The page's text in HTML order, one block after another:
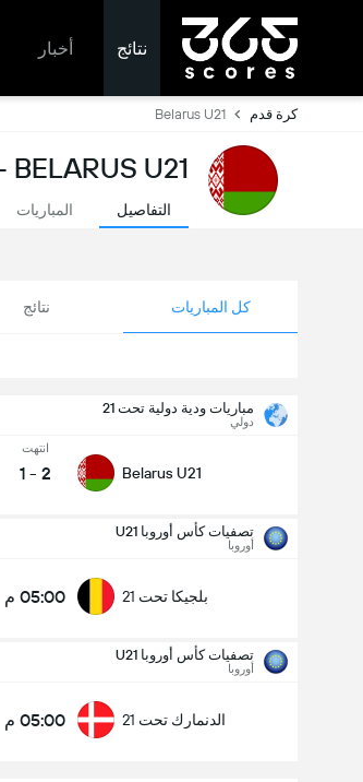
نتائج أخبار
كرة قدم Belarus U21
BELARUS U21 - مباريات اليوم ونتائج مباشرة
التفاصيل المباريات
كل المباريات نتائج
مباريات ودية دولية تحت 21
دولي
Belarus U21
انتهت
2
-
1
تصفيات كأس أوروبا U21
أوروبا
بلجيكا تحت 21 05:00 م
تصفيات كأس أوروبا U21
أوروبا
الدنمارك تحت 21 05:00 م